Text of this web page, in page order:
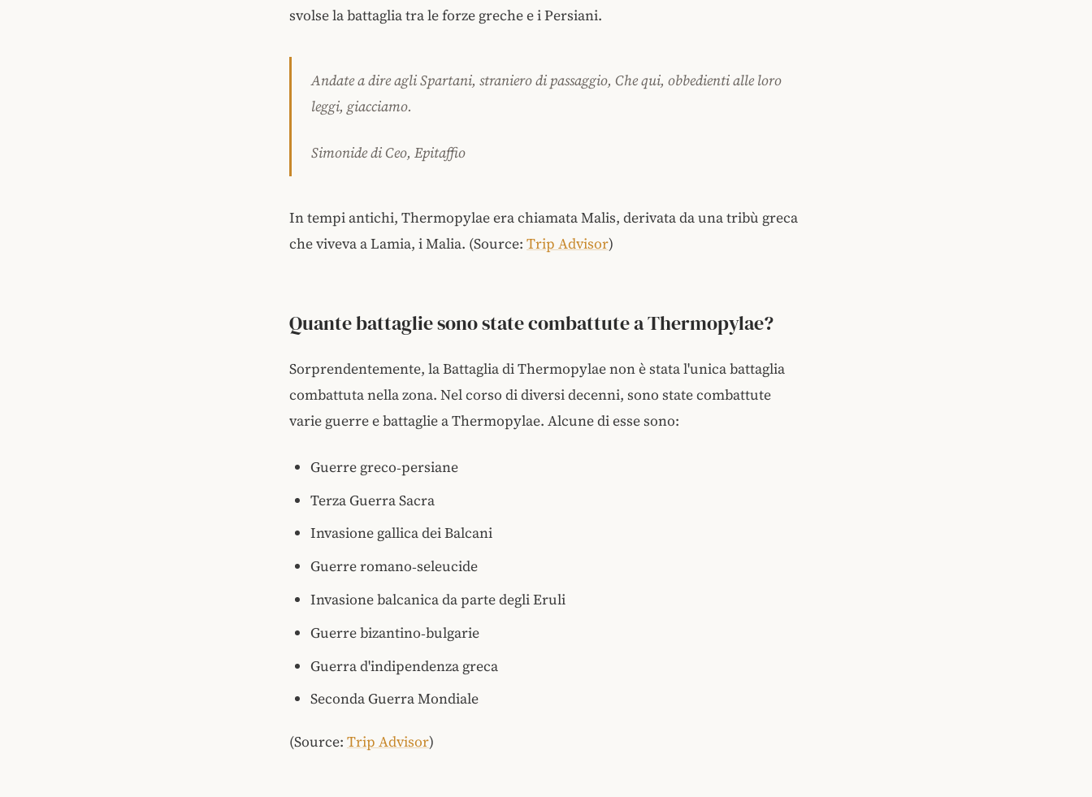
svolse la battaglia tra le forze greche e i Persiani.
Andate a dire agli Spartani, straniero di passaggio, Che qui, obbedienti alle loro
leggi, giacciamo.
Simonide di Ceo, Epitaffio
In tempi antichi, Thermopylae era chiamata Malis, derivata da una tribù greca
che viveva a Lamia, i Malia. (Source: Trip Advisor)
Quante battaglie sono state combattute a Thermopylae?
Sorprendentemente, la Battaglia di Thermopylae non è stata l'unica battaglia
combattuta nella zona. Nel corso di diversi decenni, sono state combattute
varie guerre e battaglie aThermopylae. Alcune di esse sono:
Guerre greco‑persiane
Terza Guerra Sacra
Invasione gallica dei Balcani
Guerre romano‑seleucide
Invasione balcanica da parte degli Eruli
Guerre bizantino‑bulgarie
Guerra d'indipendenza greca
Seconda Guerra Mondiale
(Source: Trip Advisor)